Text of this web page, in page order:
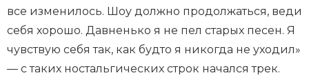
все изменилось. Шоу должно продолжаться, веди
себя хорошо. Давненько я не пел старых песен. Я
чувствую себя так, как будто я никогда не уходил»
— с таких ностальгических строк начался трек.